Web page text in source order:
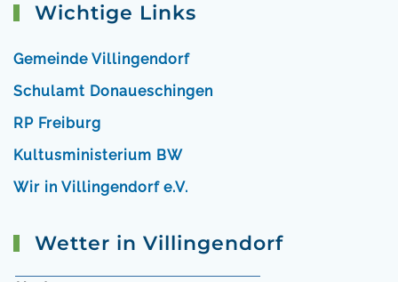
Wichtige Links
Gemeinde Villingendorf
Schulamt Donaueschingen
RP Freiburg
Kultusministerium BW
Wir in Villingendorf e.V.
Wetter in Villingendorf